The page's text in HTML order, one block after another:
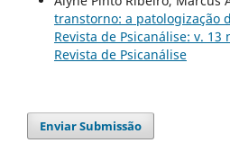
transtorno: a patologização
Revista de Psicanálise: v. 13
Revista de Psicanálise
Enviar Submissão